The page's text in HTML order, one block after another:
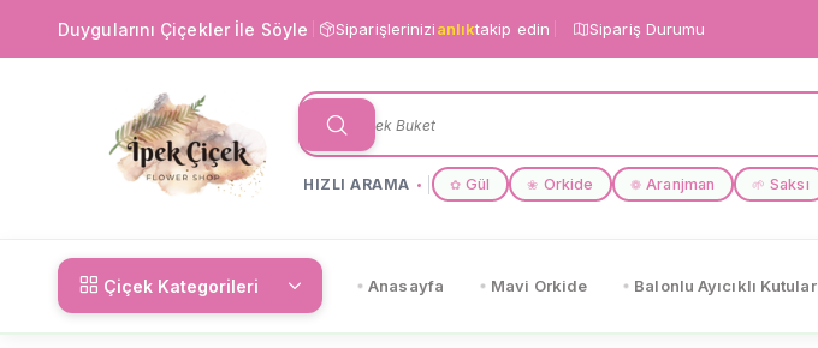
Duygularını Çiçekler İle Söyle Siparişlerinizianlıktakip edin Sipariş Durumu
HIZLI ARAMA ✿ Gül ❀ Orkide ❁ Aranjman 🌱 Saksı
Çiçek Kategorileri Anasayfa Mavi Orkide Balonlu Ayıcıklı Kutular